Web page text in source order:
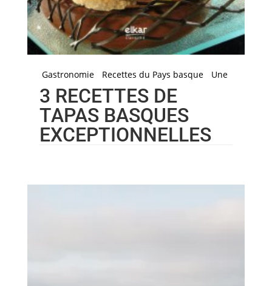
Gastronomie Recettes du Pays basque Une
3 RECETTES DE
TAPAS BASQUES
EXCEPTIONNELLES